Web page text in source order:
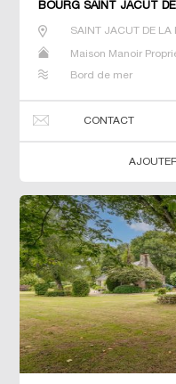
BOURG SAINT JACUT
SAINT JACUT DE LA
Maison Manoir
Bord de mer
CONTACT